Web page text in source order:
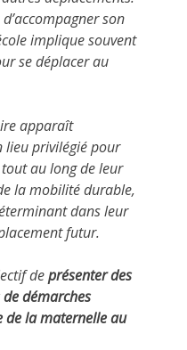
son
implique souvent
se déplacer au
apparaît
lieu privilégié pour
au long de leur
la mobilité durable,
dans leur
futur.
deprésenter des
de démarches
de la maternelle au